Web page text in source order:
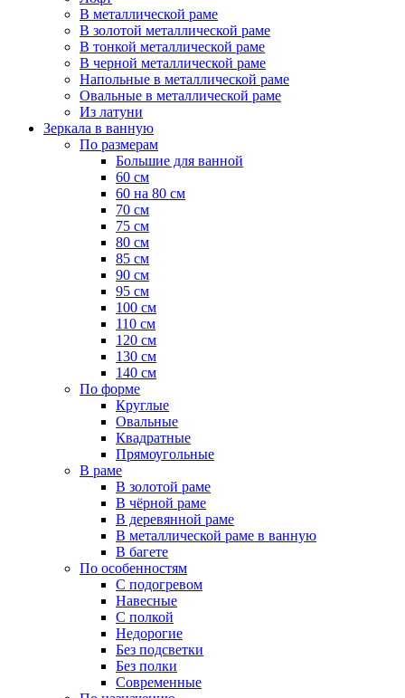
В металлической раме
В золотой металлической раме
В тонкой металлической раме
В черной металлической раме
Напольные в металлической раме
Овальные в металлической раме
Из латуни
Зеркала в ванную
По размерам
Большие для ванной
60 см
60 на 80 см
70 см
75 см
80 см
85 см
90 см
95 см
100 см
110 см
120 см
130 см
140 см
По форме
Круглые
Овальные
Квадратные
Прямоугольные
В раме
В золотой раме
В чёрной раме
В деревянной раме
В металлической раме в ванную
В багете
По особенностям
С подогревом
Навесные
С полкой
Недорогие
Без подсветки
Без полки
Современные